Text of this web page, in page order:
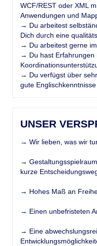
WCF/REST oder XML
Anwendungen und
→ Du arbeitest
Dich durch eine
→ Du arbeitest gerne
→ Du hast Erfahrungen
→ Du verfügst über
gute Englischkenntnisse
UNSER
→ Wir lieben, was wir
→
kurze
→ Hohes Maß an
→ Einen unbefristeten
→ Eine